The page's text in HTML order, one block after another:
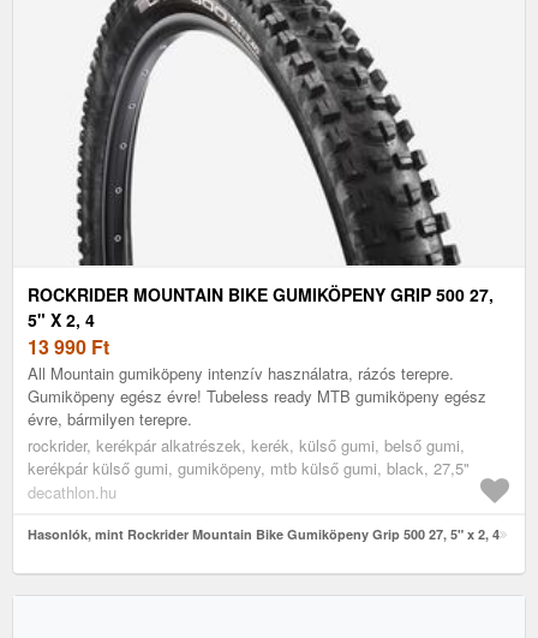
ROCKRIDER MOUNTAIN BIKE GUMIKÖPENY GRIP 500 27,
5" X 2, 4
13 990 Ft
All Mountain gumiköpeny intenzív használatra, rázós terepre.
Gumiköpeny egész évre! Tubeless ready MTB gumiköpeny egész
évre, bármilyen terepre.
rockrider, kerékpár alkatrészek, kerék, külső gumi, belső gumi,
kerékpár külső gumi, gumiköpeny, mtb külső gumi, black, 27,5"
decathlon.hu
Hasonlók, mint Rockrider Mountain Bike Gumiköpeny Grip 500 27, 5" x 2, 4